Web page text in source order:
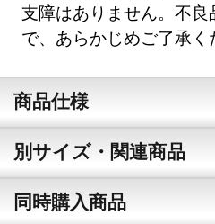
支障はありません。不
で、あらかじめご了承く
商品仕様
別サイズ・関連商品
同時購入商品